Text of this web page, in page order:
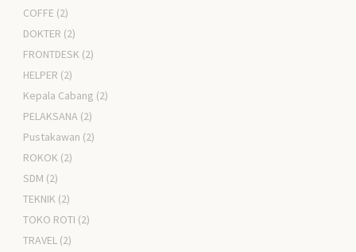
COFFE (2)
DOKTER (2)
FRONTDESK (2)
HELPER (2)
Kepala Cabang (2)
PELAKSANA (2)
Pustakawan (2)
ROKOK (2)
SDM (2)
TEKNIK (2)
TOKO ROTI (2)
TRAVEL (2)